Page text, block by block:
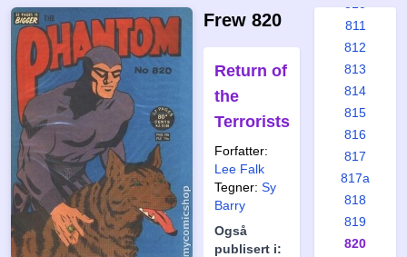
Frew 820
Return of
the
Terrorists
Forfatter:
Lee Falk
Tegner: Sy
Barry
Også
publisert i:
811
812
813
814
815
816
817
817a
818
819
820